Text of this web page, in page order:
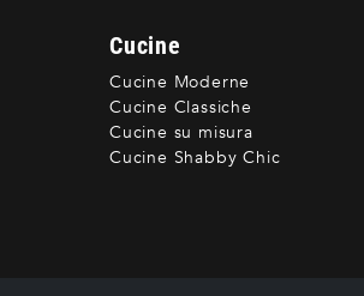
Cucine
Cucine Moderne
Cucine Classiche
Cucine su misura
Cucine Shabby Chic